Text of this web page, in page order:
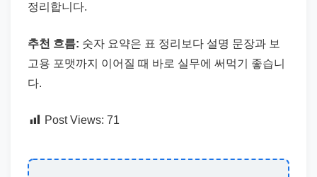
정리합니다.
추천 흐름: 숫자 요약은 표 정리보다 설명 문장과 보
고용 포맷까지 이어질 때 바로 실무에 써먹기 좋습니
다.
Post Views: 71